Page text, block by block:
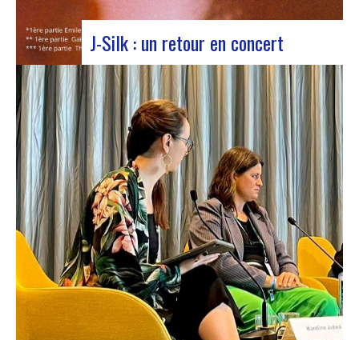
J-Silk : un retour en concert
J-Silk lors d’un concert au Rocher de PalmerLe
retour sur scène de J-Silk s’annonce comme un
moment charnière pour les amateurs de Nu Soul
et de sonorités novatrices. Avec une série de
concerts captivants en perspective, cette tournée
s’annonce comme un chapitre excitant pour le…